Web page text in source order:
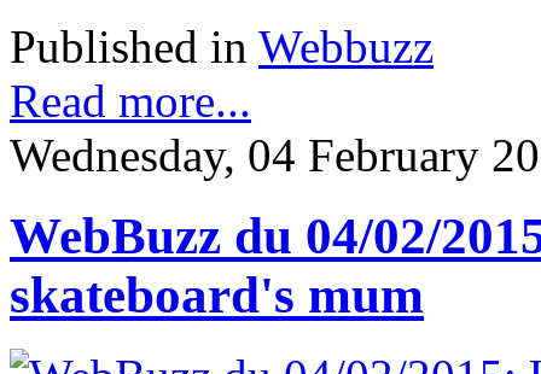
Published in Webbuzz
Read more...
Wednesday, 04 February
WebBuzz du 04/02/
skateboard's mum